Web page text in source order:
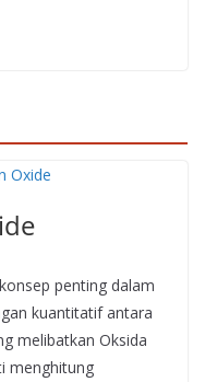
penting dalam
kuantitatif antara
melibatkan Oksida
menghitung